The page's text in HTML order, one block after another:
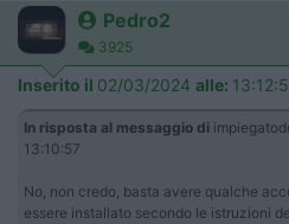
Pedro2
3925
Inserito il 02/03/2024 alle:
In risposta al messaggio di
13:10:57
No, non credo, basta avere qualche
essere installato secondo le istruzioni